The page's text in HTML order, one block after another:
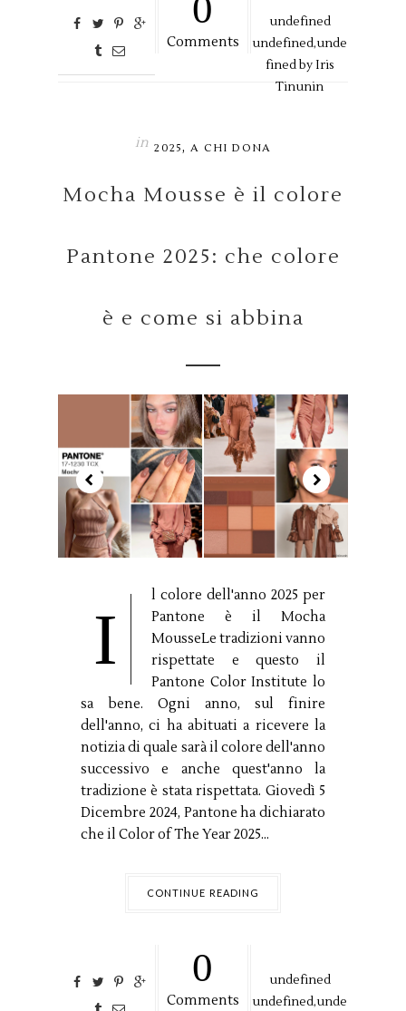
0
Comments
undefined
undefined,unde
fined byIris
Tinunin
in 2025,A CHI DONA
Mocha Mousse è il colore
Pantone 2025: che colore
è e come si abbina
I
l colore dell'anno 2025 per
Pantone è il Mocha
MousseLe tradizioni vanno
rispettate e questo il
Pantone Color Institute lo
sa bene. Ogni anno, sul finire
dell'anno, ci ha abituati a ricevere la
notizia di quale sarà il colore dell'anno
successivo e anche quest'anno la
tradizione è stata rispettata. Giovedì 5
Dicembre 2024, Pantone ha dichiarato
che il Color of The Year 2025...
CONTINUE READING
0
Comments
undefined
undefined,unde